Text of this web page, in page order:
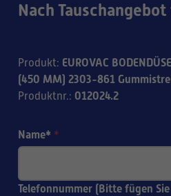
Nach
Produkt: EUROVAC
(450 MM) 2303-861
Produktnr.: 012024.2
Name* *
Telefonnummer (Bitte fügen